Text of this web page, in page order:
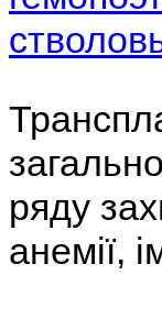
ряду
анемії,